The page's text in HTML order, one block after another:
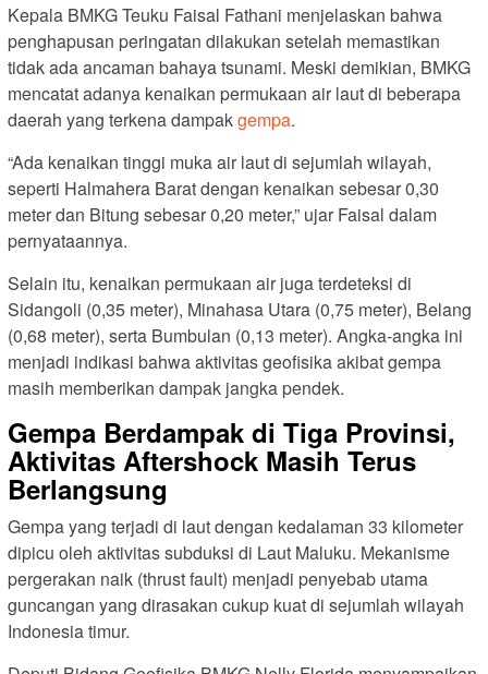
Kepala BMKG Teuku Faisal Fathani menjelaskan bahwa
penghapusan peringatan dilakukan setelah memastikan
tidak ada ancaman bahaya tsunami. Meski demikian, BMKG
mencatat adanya kenaikan permukaan air laut di beberapa
daerah yang terkena dampakgempa.
“Ada kenaikan tinggi muka air laut di sejumlah wilayah,
seperti Halmahera Barat dengan kenaikan sebesar 0,30
meter dan Bitung sebesar 0,20 meter,” ujar Faisal dalam
pernyataannya.
Selain itu, kenaikan permukaan air juga terdeteksi di
Sidangoli (0,35 meter), Minahasa Utara (0,75 meter), Belang
(0,68 meter), serta Bumbulan (0,13 meter). Angka-angka ini
menjadi indikasi bahwa aktivitas geofisika akibat gempa
masih memberikan dampak jangka pendek.
Gempa Berdampak di Tiga Provinsi,
Aktivitas Aftershock Masih Terus
Berlangsung
Gempa yang terjadi di laut dengan kedalaman 33 kilometer
dipicu oleh aktivitas subduksi di Laut Maluku. Mekanisme
pergerakan naik (thrust fault) menjadi penyebab utama
guncangan yang dirasakan cukup kuat di sejumlah wilayah
Indonesia timur.